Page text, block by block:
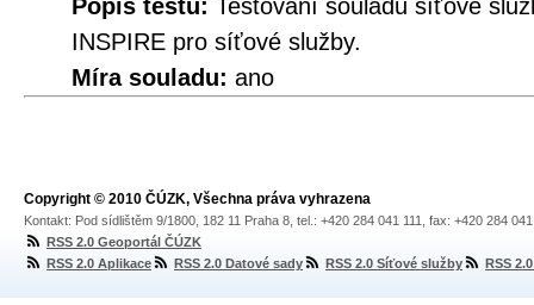
Popis testu: Testování souladu síťové
INSPIRE pro síťové služby.
Míra souladu: ano
Copyright © 2010 ČÚZK, Všechna práva vyhrazena
Kontakt: Pod sídlištěm 9/1800, 182 11 Praha 8, tel.: +420 284 041 111, fax: +420 284
RSS 2.0 Geoportál ČÚZK
RSS 2.0 Aplikace
RSS 2.0 Datové sady RSS 2.0 Síťové služby RSS